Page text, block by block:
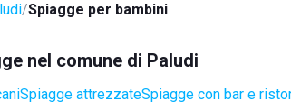
Spiagge per bambini
nel comune di Paludi
Spiagge attrezzateSpiagge con bar e